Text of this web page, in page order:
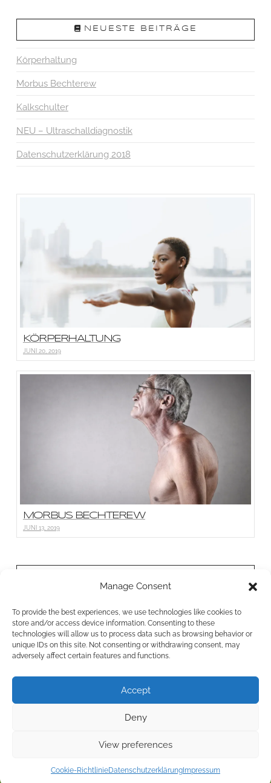
Manage Consent
To provide the best experiences, we use technologies like cookies to
store and/or access device information. Consenting to these
technologies will allow us to process data such as browsing behavior or
unique IDs on this site. Not consenting or withdrawing consent, may
adversely affect certain features and functions.
Accept
Deny
View preferences
Cookie-RichtlinieDatenschutzerklärung Impressum
NEUESTE BEITRÄGE
Körperhaltung
Morbus Bechterew
Kalkschulter
NEU – Ultraschalldiagnostik
Datenschutzerklärung 2018
KÖRPERHALTUNG
JUNI 20, 2019
MORBUS BECHTEREW
JUNI 13, 2019
53111 Bonn
0228 38765458
info@bonnphysio.de
POWERED BY COKITADESIGN.DE & BONN PHYSIO
2017
DATENSCHUTZERKLÄRUNG
LEISTUNGEN ÜBER UNS